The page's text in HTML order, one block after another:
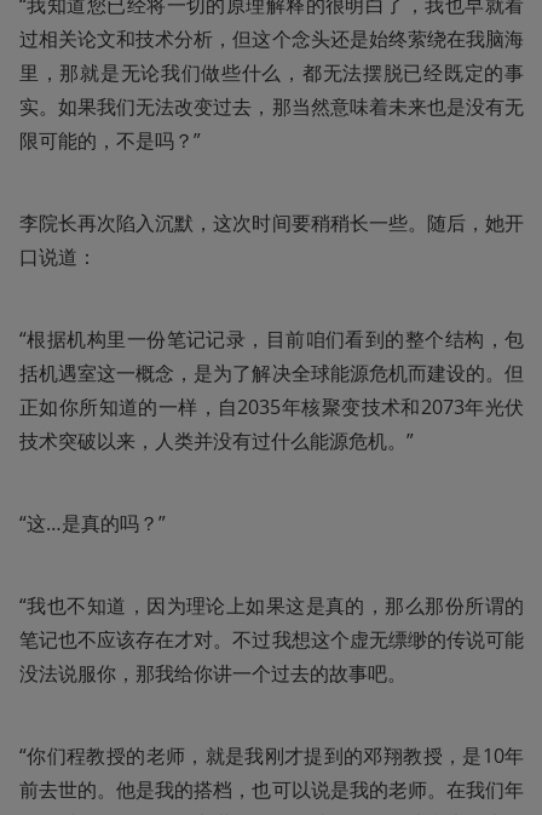
过相关论文和技术分析，但这个念头还是始终萦绕在我脑海
里，那就是无论我们做些什么，都无法摆脱已经既定的事
实。如果我们无法改变过去，那当然意味着未来也是没有无
限可能的，不是吗？”
李院长再次陷入沉默，这次时间要稍稍长一些。随后，她开
口说道：
“根据机构里一份笔记记录，目前咱们看到的整个结构，包
括机遇室这一概念，是为了解决全球能源危机而建设的。但
正如你所知道的一样，自2035年核聚变技术和2073年光伏
技术突破以来，人类并没有过什么能源危机。”
“这…是真的吗？”
“我也不知道，因为理论上如果这是真的，那么那份所谓的
笔记也不应该存在才对。不过我想这个虚无缥缈的传说可能
没法说服你，那我给你讲一个过去的故事吧。
“你们程教授的老师，就是我刚才提到的邓翔教授，是10年
前去世的。他是我的搭档，也可以说是我的老师。在我们年